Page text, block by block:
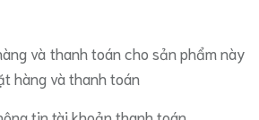
và thanh toán cho sản phẩm này
hàng và thanh toán